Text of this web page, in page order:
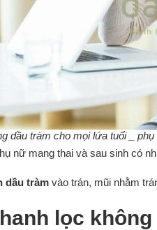
dầu tràm cho mọi lứa tuổi _
nữ mang thai và sau sinh có
dầu tràmvào trán, mũi nhằm
lọc